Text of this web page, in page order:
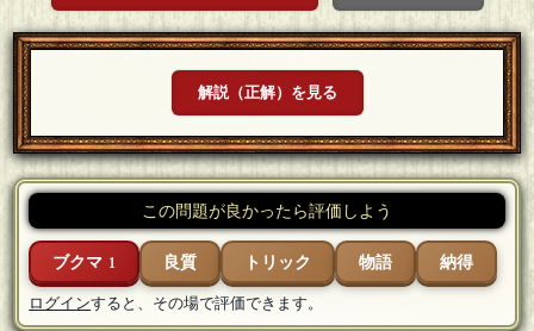
解説（正解）を見る
この問題が良かったら評価しよう
ブクマ 1 良質 トリック 物語 納得
ログインすると、その場で評価できます。